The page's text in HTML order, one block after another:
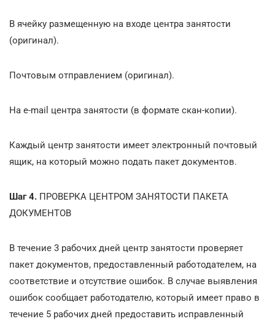
В ячейку размещенную на входе центра занятости
(оригинал).
Почтовым отправлением (оригинал).
На e-mail центра занятости (в формате скан-копии).
Каждый центр занятости имеет электронный почтовый
ящик, на который можно подать пакет документов.
Шаг 4. ПРОВЕРКА ЦЕНТРОМ ЗАНЯТОСТИ ПАКЕТА
ДОКУМЕНТОВ
В течение 3 рабочих дней центр занятости проверяет
пакет документов, предоставленный работодателем, на
соответствие и отсутствие ошибок. В случае выявления
ошибок сообщает работодателю, который имеет право в
течение 5 рабочих дней предоставить исправленный